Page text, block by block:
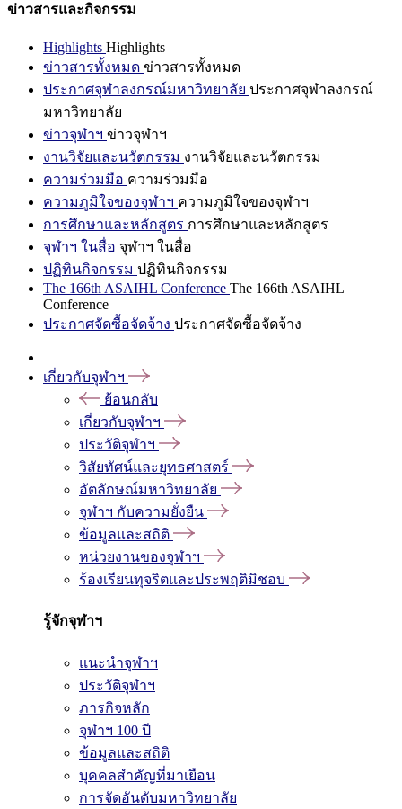
ข่าวสารและกิจกรรม
Highlights Highlights
ข่าวสารทั้งหมด ข่าวสารทั้งหมด
ประกาศจุฬาลงกรณ์มหาวิทยาลัย ประกาศจุฬาลงกรณ์
มหาวิทยาลัย
ข่าวจุฬาฯ ข่าวจุฬาฯ
งานวิจัยและนวัตกรรม งานวิจัยและนวัตกรรม
ความร่วมมือ ความร่วมมือ
ความภูมิใจของจุฬาฯ ความภูมิใจของจุฬาฯ
การศึกษาและหลักสูตร การศึกษาและหลักสูตร
จุฬาฯ ในสื่อ จุฬาฯ ในสื่อ
ปฏิทินกิจกรรม ปฏิทินกิจกรรม
The 166th ASAIHL Conference The 166th ASAIHL
Conference
ประกาศจัดซื้อจัดจ้าง ประกาศจัดซื้อจัดจ้าง
เกี่ยวกับจุฬาฯ
ย้อนกลับ
เกี่ยวกับจุฬาฯ
ประวัติจุฬาฯ
วิสัยทัศน์และยุทธศาสตร์
อัตลักษณ์มหาวิทยาลัย
จุฬาฯ กับความยั่งยืน
ข้อมูลและสถิติ
หน่วยงานของจุฬาฯ
ร้องเรียนทุจริตและประพฤติมิชอบ
รู้จักจุฬาฯ
แนะนำจุฬาฯ
ประวัติจุฬาฯ
ภารกิจหลัก
จุฬาฯ 100 ปี
ข้อมูลและสถิติ
บุคคลสำคัญที่มาเยือน
การจัดอันดับมหาวิทยาลัย